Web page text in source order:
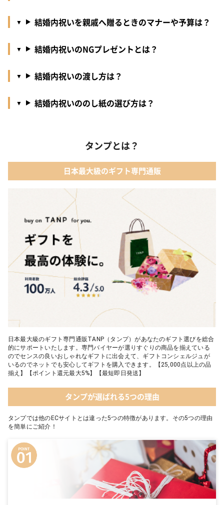
結婚内祝いを親戚へ贈るときのマナーや予算は？
結婚内祝いのNGプレゼントとは？
結婚内祝いの渡し方は？
結婚内祝いののし紙の選び方は？
タンプとは？
日本最大級のギフト専門通販
日本最大級のギフト専門通販TANP（タンプ）があなたのギフト選びを総合
的にサポートいたします。専門バイヤーが選りすぐりの商品を揃えている
のでセンスの良いおしゃれなギフトに出会えて、ギフトコンシェルジュが
いるのでネットでも安心してギフトを購入できます。【25,000点以上の品
揃え】【ポイント還元最大5%】【最短即日発送】
タンプが選ばれる5つの理由
タンプでは他のECサイトとは違った5つの特徴があります。その5つの理由
を簡単にご紹介！